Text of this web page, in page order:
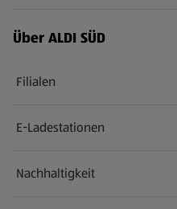
Über ALDI SÜD
Filialen
E-Ladestationen
Nachhaltigkeit